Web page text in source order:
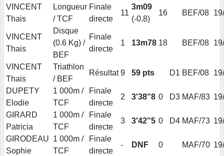
VINCENT
Thais
Longueur
/ TCF
Finale
directe
11
3m09
(-0.8)
16 BEF/08
VINCENT
Thais
Disque
(0.6 Kg) /
BEF
Finale
directe
1 13m78 18 BEF/08
VINCENT
Thais
Triathlon
/ BEF
Résultat 9 59 pts D1 BEF/08
DUPETY
Elodie
1 000m /
TCF
Finale
directe
2 3'38''8 0 D3 MAF/83
GIRARD
Patricia
1 000m /
TCF
Finale
directe
3 3'42''5 0 D4 MAF/73
GIRODEAU
Sophie
1 000m /
TCF
Finale
directe
- DNF 0 MAF/70